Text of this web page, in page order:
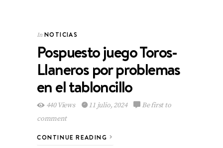
In NOTICIAS
Pospuesto juego Toros-
Llaneros por problemas
en el tabloncillo
440 Views 11 julio, 2024
Be first to
comment
CONTINUE READING